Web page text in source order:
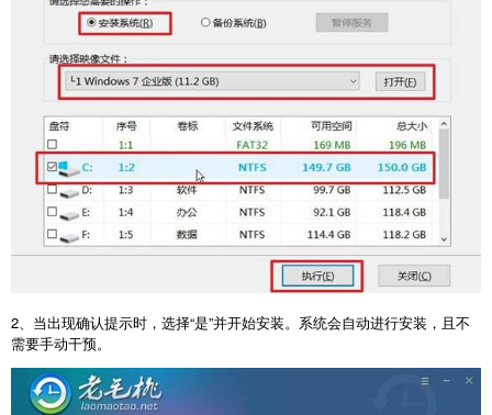
2、当出现确认提示时，选择“是”并开始安装。系统会自动进行安装，且不
需要手动干预。